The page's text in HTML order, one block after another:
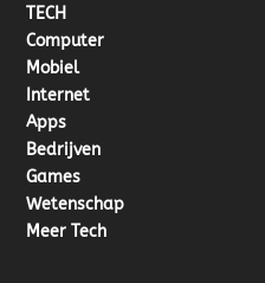
TECH
Computer
Mobiel
Internet
Apps
Bedrijven
Games
Wetenschap
Meer Tech